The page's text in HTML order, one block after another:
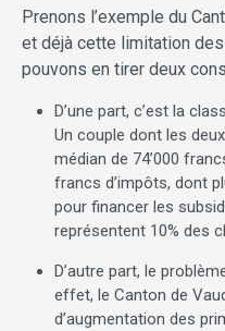
Prenons l’exemple du
et déjà cette limitation
pouvons en tirer deux
D’une part, c’est la
Un couple dont les
médian de 74’000
francs d’impôts, dont
pour financer les
représentent 10% des
D’autre part, le
effet, le Canton de
d’augmentation des